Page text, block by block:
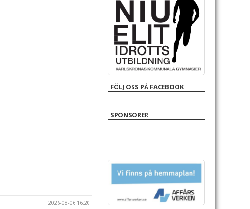
2026-08-06 16:20
FÖLJ OSS PÅ FACEBOOK
SPONSORER